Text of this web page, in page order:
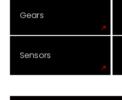
Gears
Sensors